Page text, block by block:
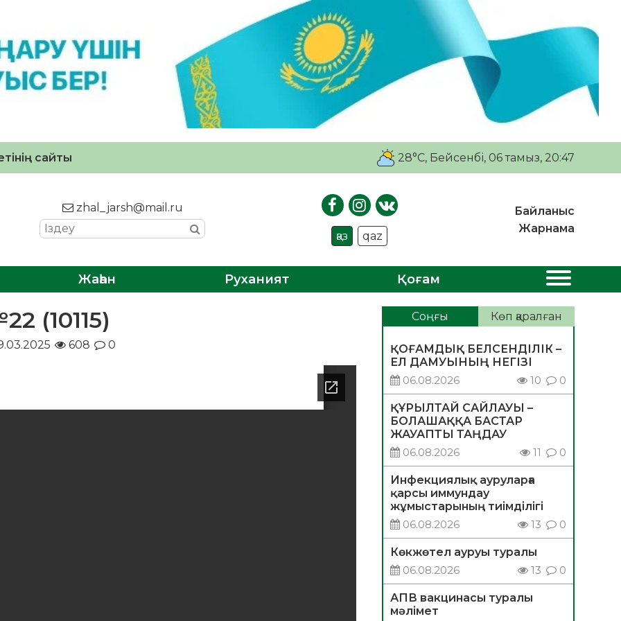
сайты 28°C, Бейсенбі, 06 тамыз, 20:47
zhal_jarsh@mail.ru
қаз qaz
Байланыс
Жарнама
Жаһан Руханият Қоғам
(10115)
608 0
Соңғы Көп қаралған
ҚОҒАМДЫҚ БЕЛСЕНДІЛІК –
ЕЛ ДАМУЫНЫҢ НЕГІЗІ
06.08.2026
10 0
ҚҰРЫЛТАЙ САЙЛАУЫ –
БОЛАШАҚҚА БАСТАР
ЖАУАПТЫ ТАҢДАУ
06.08.2026
11 0
Инфекциялық ауруларға
қарсы иммундау
жұмыстарының тиімділігі
06.08.2026
13 0
Көкжөтел ауруы туралы
06.08.2026
13 0
АПВ вакцинасы туралы
мәлімет